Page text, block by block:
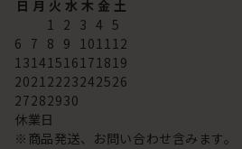
日 月 火 水 木 金 土
1 2 3 4 5
6 7 8 9 101112
13141516171819
20212223242526
27282930
休業日
※商品発送、お問い合わせ含みます。